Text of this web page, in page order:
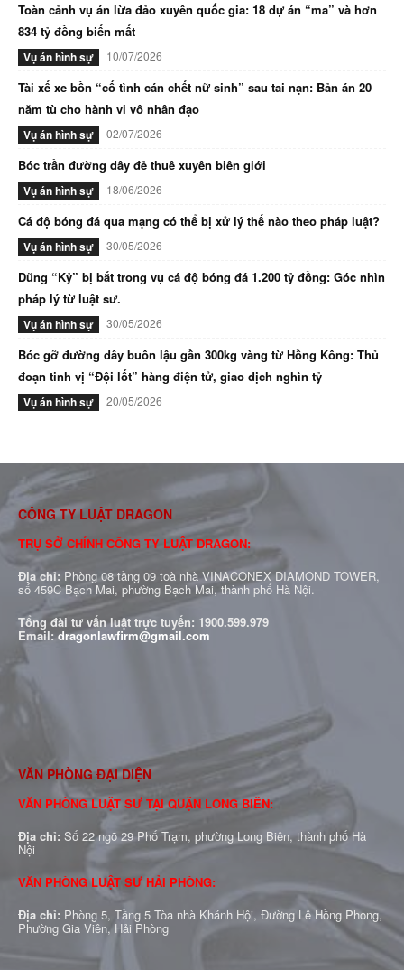
Toàn cảnh vụ án lừa đảo xuyên quốc gia: 18 dự án “ma” và hơn
834 tỷ đồng biến mất
Vụ án hình sự 10/07/2026
Tài xế xe bồn “cố tình cán chết nữ sinh” sau tai nạn: Bản án 20
năm tù cho hành vi vô nhân đạo
Vụ án hình sự 02/07/2026
Bóc trần đường dây đẻ thuê xuyên biên giới
Vụ án hình sự 18/06/2026
Cá độ bóng đá qua mạng có thể bị xử lý thế nào theo pháp luật?
Vụ án hình sự 30/05/2026
Dũng “Kỷ” bị bắt trong vụ cá độ bóng đá 1.200 tỷ đồng: Góc nhìn
pháp lý từ luật sư.
Vụ án hình sự 30/05/2026
Bóc gỡ đường dây buôn lậu gần 300kg vàng từ Hồng Kông: Thủ
đoạn tinh vị “Đội lốt” hàng điện tử, giao dịch nghìn tỷ
Vụ án hình sự 20/05/2026
CÔNG TY LUẬT DRAGON
TRỤ SỞ CHÍNH CÔNG TY LUẬT DRAGON:
Địa chỉ: Phòng 08 tầng 09 toà nhà VINACONEX DIAMOND TOWER,
số 459C Bạch Mai, phường Bạch Mai, thành phố Hà Nội.
Tổng đài tư vấn luật trực tuyến: 1900.599.979
Email:dragonlawfirm@gmail.com
VĂN PHÒNG ĐẠI DIỆN
VĂN PHÒNG LUẬT SƯ TẠI QUẬN LONG BIÊN:
Địa chỉ: Số 22 ngõ 29 Phố Trạm, phường Long Biên, thành phố Hà
Nội
VĂN PHÒNG LUẬT SƯ HẢI PHÒNG:
Địa chỉ: Phòng 5, Tầng 5 Tòa nhà Khánh Hội, Đường Lê Hồng Phong,
Phường Gia Viên, Hải Phòng